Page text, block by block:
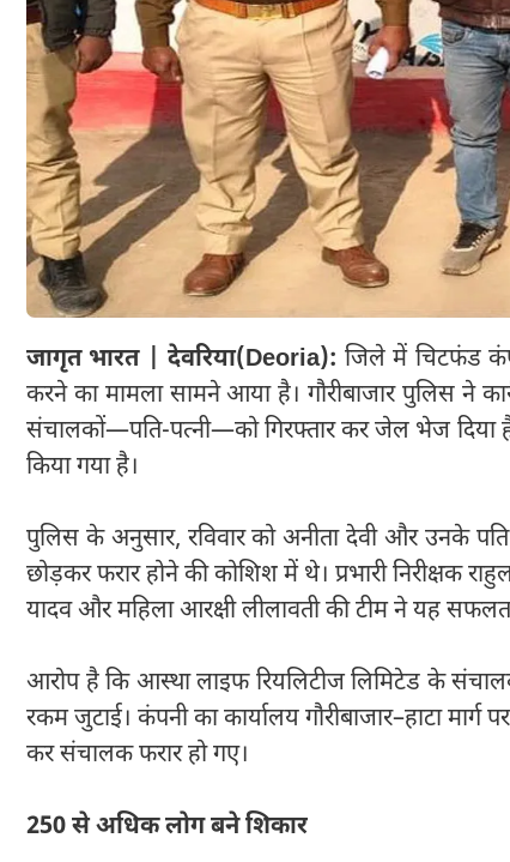
जागृत भारत | देवरिया(Deoria): जिले में चिटफंड
करने का मामला सामने आया है। गौरीबाजार पुलिस ने
संचालकों—पति-पत्नी—को गिरफ्तार कर जेल भेज दिया
किया गया है।
पुलिस के अनुसार, रविवार को अनीता देवी और उनके
छोड़कर फरार होने की कोशिश में थे। प्रभारी निरीक्षक
यादव और महिला आरक्षी लीलावती की टीम ने यह
आरोप है कि आस्था लाइफ रियलिटीज लिमिटेड के
रकम जुटाई। कंपनी का कार्यालय गौरीबाजार–हाटा
कर संचालक फरार हो गए।
250 से अधिक लोग बने शिकार